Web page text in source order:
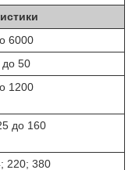
6000
до 50
1200
до 160
220; 380